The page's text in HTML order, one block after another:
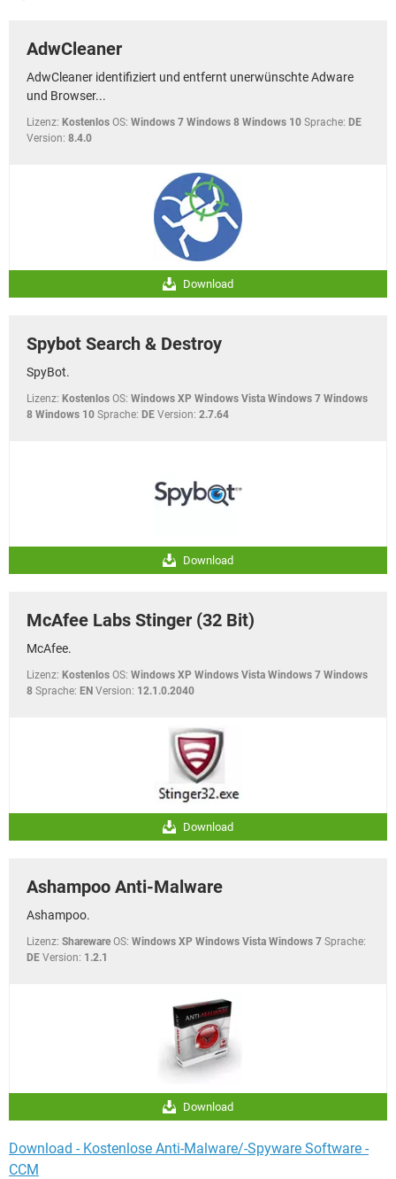
AdwCleaner
AdwCleaner identifiziert und entfernt unerwünschte Adware
und Browser...
Lizenz: Kostenlos OS: Windows 7 Windows 8 Windows 10 Sprache: DE
Version: 8.4.0
Download
Spybot Search & Destroy
SpyBot.
Lizenz: Kostenlos OS: Windows XP Windows Vista Windows 7 Windows
8 Windows 10 Sprache: DE Version: 2.7.64
Download
McAfee Labs Stinger (32 Bit)
McAfee.
Lizenz: Kostenlos OS: Windows XP Windows Vista Windows 7 Windows
8 Sprache: EN Version: 12.1.0.2040
Download
Ashampoo Anti-Malware
Ashampoo.
Lizenz: Shareware OS: Windows XP Windows Vista Windows 7 Sprache:
DE Version: 1.2.1
Download
Download - Kostenlose Anti-Malware/-Spyware Software -
CCM